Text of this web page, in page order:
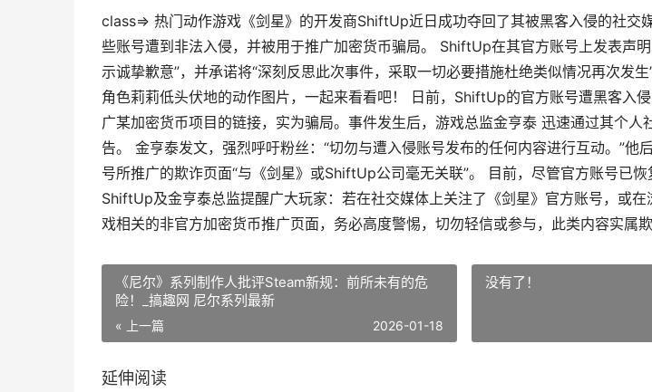
class=> 热门动作游戏《剑星》的开发商ShiftUp近日成功夺回了其被黑客入侵的社交
些账号遭到非法入侵，并被用于推广加密货币骗局。 ShiftUp在其官方账号上发表声
示诚挚歉意”，并承诺将“深刻反思此次事件，采取一切必要措施杜绝类似情况再次发
角色莉莉低头伏地的动作图片，一起来看看吧！ 日前，ShiftUp的官方账号遭黑客入
广某加密货币项目的链接，实为骗局。事件发生后，游戏总监金亨泰 迅速通过其个人
告。 金亨泰发文，强烈呼吁粉丝：“切勿与遭入侵账号发布的任何内容进行互动。”他
号所推广的欺诈页面“与《剑星》或ShiftUp公司毫无关联”。 目前，尽管官方账号已恢
ShiftUp及金亨泰总监提醒广大玩家：若在社交媒体上关注了《剑星》官方账号，或
戏相关的非官方加密货币推广页面，务必高度警惕，切勿轻信或参与，此类内容实属欺
《尼尔》系列制作人批评Steam新规：前所未有的危
险！_搞趣网 尼尔系列最新
« 上一篇 2026-01-18
没有了！
延伸阅读